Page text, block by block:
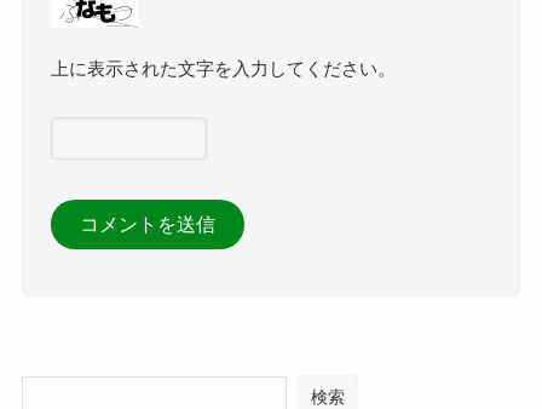
上に表示された文字を入力してください。
検索